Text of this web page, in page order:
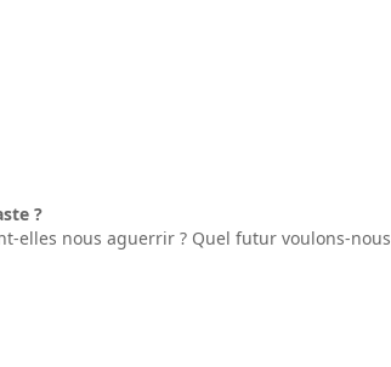
?
elles nous aguerrir ? Quel futur voulons-nous